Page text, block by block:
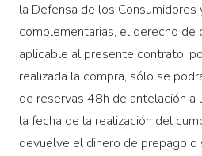
la Defensa de los
complementarias, el derecho
aplicable al presente contrato,
realizada la compra, sólo se
de reservas 48h de antelación a
la fecha de la realización del
devuelve el dinero de prepago o